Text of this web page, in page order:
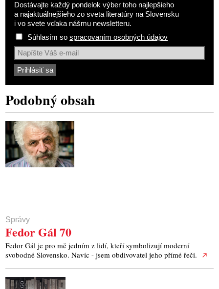
Dostávajte každý pondelok výber toho najlepšieho
a najaktuálnejšieho zo sveta literatúry na Slovensku
i vo svete vďaka nášmu newsletteru.
Súhlasím sospracovaním osobných údajov
Podobný obsah
Správy
Fedor Gál 70
Fedor Gál je pro mě jedním z lidí, kteří symbolizují moderní
svobodné Slovensko. Navíc - jsem obdivovatel jeho přímé řeči.